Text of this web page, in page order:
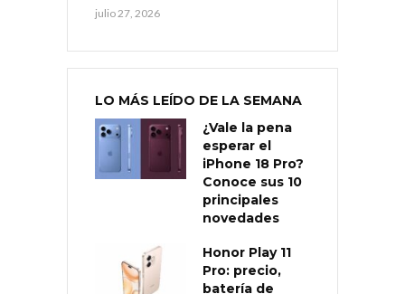
julio 27, 2026
LO MÁS LEÍDO DE LA SEMANA
¿Vale la pena
esperar el
iPhone 18 Pro?
Conoce sus 10
principales
novedades
Honor Play 11
Pro: precio,
batería de